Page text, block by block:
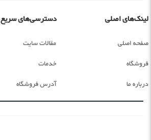
لینک‌های اصلی
صفحه اصلی
فروشگاه
درباره ما
دسترسی‌های سریع
مقالات سایت
خدمات
آدرس فروشگاه